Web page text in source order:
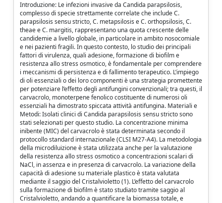
Introduzione: Le infezioni invasive da Candida parapsilosis,
complesso di specie strettamente correlate che include C.
parapsilosis sensu stricto, C. metapsilosis e C. orthopsilosis, C.
theae e C. margitis, rappresentano una quota crescente delle
candidemie a livello globale, in particolare in ambito nosocomiale
e nei pazienti fragili. In questo contesto, lo studio dei principali
fattori di virulenza, quali adesione, formazione di biofilm e
resistenza allo stress osmotico, è fondamentale per comprendere
i meccanismi di persistenza e di fallimento terapeutico. L’impiego
di oli essenziali o dei loro componenti è una strategia promettente
per potenziare l’effetto degli antifungini convenzionali; tra questi, il
carvacrolo, monoterpene fenolico costituente di numerosi oli
essenziali ha dimostrato spiccata attività antifungina. Materiali e
Metodi: Isolati clinici di Candida parapsilosis sensu stricto sono
stati selezionati per questo studio. La concentrazione minima
inibente (MIC) del carvacrolo è stata determinata secondo il
protocollo standard internazionale (CLSI M27-A4). La metodologia
della microdiluizione è stata utilizzata anche per la valutazione
della resistenza allo stress osmotico a concentrazioni scalari di
NaCl, in assenza e in presenza di carvacrolo. La variazione della
capacità di adesione su materiale plastico è stata valutata
mediante il saggio del Cristalvioletto (1). L’effetto del carvacrolo
sulla formazione di biofilm è stato studiato tramite saggio al
Cristalvioletto, andando a quantificare la biomassa totale, e